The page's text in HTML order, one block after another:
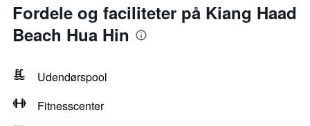
Fordele og faciliteter på Kiang Haad
Beach Hua Hin
Udendørspool
Fitnesscenter